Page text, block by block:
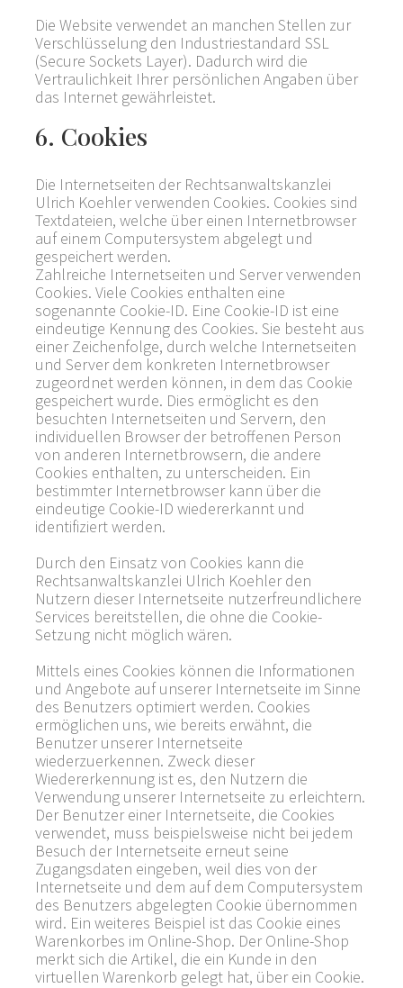
Die Website verwendet an manchen Stellen zur
Verschlüsselung den Industriestandard SSL
(Secure Sockets Layer). Dadurch wird die
Vertraulichkeit Ihrer persönlichen Angaben über
das Internet gewährleistet.
6. Cookies
Die Internetseiten der Rechtsanwaltskanzlei
Ulrich Koehler verwenden Cookies. Cookies sind
Textdateien, welche über einen Internetbrowser
auf einem Computersystem abgelegt und
gespeichert werden.
Zahlreiche Internetseiten und Server verwenden
Cookies. Viele Cookies enthalten eine
sogenannte Cookie-ID. Eine Cookie-ID ist eine
eindeutige Kennung des Cookies. Sie besteht aus
einer Zeichenfolge, durch welche Internetseiten
und Server dem konkreten Internetbrowser
zugeordnet werden können, in dem das Cookie
gespeichert wurde. Dies ermöglicht es den
besuchten Internetseiten und Servern, den
individuellen Browser der betroffenen Person
von anderen Internetbrowsern, die andere
Cookies enthalten, zu unterscheiden. Ein
bestimmter Internetbrowser kann über die
eindeutige Cookie-ID wiedererkannt und
identifiziert werden.
Durch den Einsatz von Cookies kann die
Rechtsanwaltskanzlei Ulrich Koehler den
Nutzern dieser Internetseite nutzerfreundlichere
Services bereitstellen, die ohne die Cookie-
Setzung nicht möglich wären.
Mittels eines Cookies können die Informationen
und Angebote auf unserer Internetseite im Sinne
des Benutzers optimiert werden. Cookies
ermöglichen uns, wie bereits erwähnt, die
Benutzer unserer Internetseite
wiederzuerkennen. Zweck dieser
Wiedererkennung ist es, den Nutzern die
Verwendung unserer Internetseite zu erleichtern.
Der Benutzer einer Internetseite, die Cookies
verwendet, muss beispielsweise nicht bei jedem
Besuch der Internetseite erneut seine
Zugangsdaten eingeben, weil dies von der
Internetseite und dem auf dem Computersystem
des Benutzers abgelegten Cookie übernommen
wird. Ein weiteres Beispiel ist das Cookie eines
Warenkorbes im Online-Shop. Der Online-Shop
merkt sich die Artikel, die ein Kunde in den
virtuellen Warenkorb gelegt hat, über ein Cookie.